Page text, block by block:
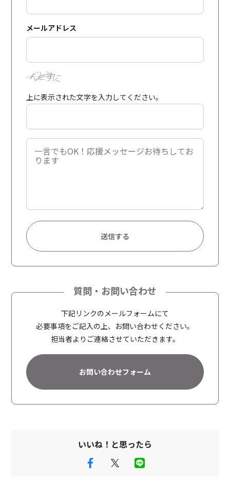
メールアドレス
上に表示された文字を入力してください。
i
v
e
質問・お問い合わせ
下記リンクのメールフォームにて
必要事項をご記入の上、お問い合わせください。
担当者よりご連絡させていただきます。
お問い合わせフォーム
いいね！と思ったら